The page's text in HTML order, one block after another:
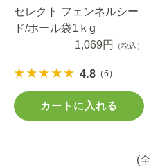
セレクト フェンネルシー
ド/ホール袋1ｋg
1,069円
（税込）
4.8 （6）
カートに入れる
(全